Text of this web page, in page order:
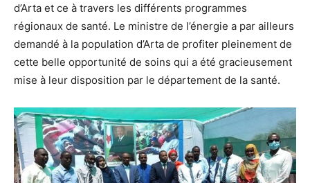
d’Arta et ce à travers les différents programmes
régionaux de santé. Le ministre de l’énergie a par ailleurs
demandé à la population d’Arta de profiter pleinement de
cette belle opportunité de soins qui a été gracieusement
mise à leur disposition par le département de la santé.